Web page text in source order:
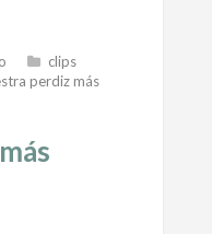
clips
perdiz más